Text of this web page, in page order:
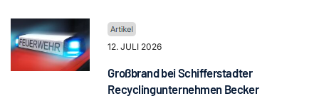
12. JULI 2026
Großbrand bei Schifferstadter
Recyclingunternehmen Becker